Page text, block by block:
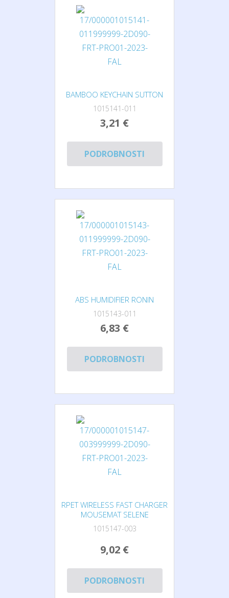
BAMBOO KEYCHAIN SUTTON
1015141-011
3,21 €
PODROBNOSTI
ABS HUMIDIFIER RONIN
1015143-011
6,83 €
PODROBNOSTI
RPET WIRELESS FAST CHARGER
MOUSEMAT SELENE
1015147-003
9,02 €
PODROBNOSTI